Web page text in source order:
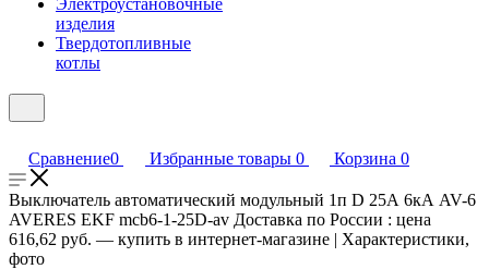
Электроустановочные
изделия
Твердотопливные
котлы
Сравнение0 Избранные товары 0 Корзина 0
Выключатель автоматический модульный 1п D 25А 6кА AV-6
AVERES EKF mcb6-1-25D-av Доставка по России : цена
616,62 руб. — купить в интернет-магазине | Характеристики,
фото